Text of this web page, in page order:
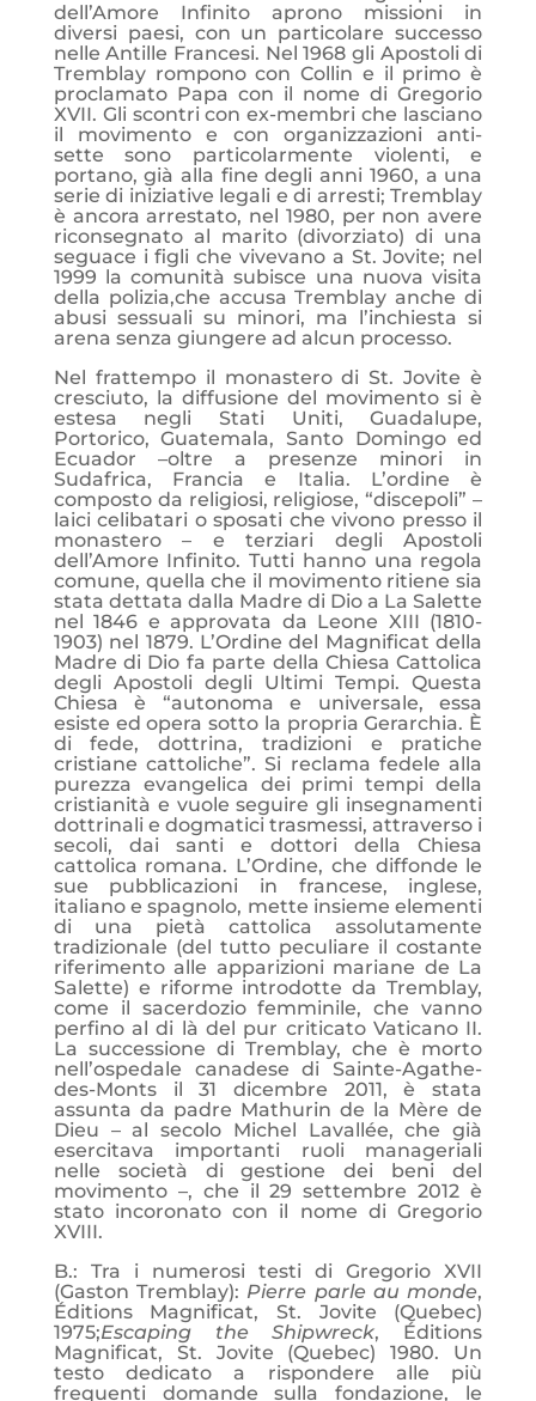
dell’Amore Infinito aprono missioni in
diversi paesi, con un particolare successo
nelle Antille Francesi. Nel 1968 gli Apostoli di
Tremblay rompono con Collin e il primo è
proclamato Papa con il nome di Gregorio
XVII. Gli scontri con ex-membri che lasciano
il movimento e con organizzazioni anti-
sette sono particolarmente violenti, e
portano, già alla fine degli anni 1960, a una
serie di iniziative legali e di arresti; Tremblay
è ancora arrestato, nel 1980, per non avere
riconsegnato al marito (divorziato) di una
seguace i figli che vivevano a St. Jovite; nel
1999 la comunità subisce una nuova visita
della polizia,che accusa Tremblay anche di
abusi sessuali su minori, ma l’inchiesta si
arena senza giungere ad alcun processo.
Nel frattempo il monastero di St. Jovite è
cresciuto, la diffusione del movimento si è
estesa negli Stati Uniti, Guadalupe,
Portorico, Guatemala, Santo Domingo ed
Ecuador –oltre a presenze minori in
Sudafrica, Francia e Italia. L’ordine è
composto da religiosi, religiose, “discepoli” –
laici celibatari o sposati che vivono presso il
monastero – e terziari degli Apostoli
dell’Amore Infinito. Tutti hanno una regola
comune, quella che il movimento ritiene sia
stata dettata dalla Madre di Dio a La Salette
nel 1846 e approvata da Leone XIII (1810-
1903) nel 1879. L’Ordine del Magnificat della
Madre di Dio fa parte della Chiesa Cattolica
degli Apostoli degli Ultimi Tempi. Questa
Chiesa è “autonoma e universale, essa
esiste ed opera sotto la propria Gerarchia. È
di fede, dottrina, tradizioni e pratiche
cristiane cattoliche”. Si reclama fedele alla
purezza evangelica dei primi tempi della
cristianità e vuole seguire gli insegnamenti
dottrinali e dogmatici trasmessi, attraverso i
secoli, dai santi e dottori della Chiesa
cattolica romana. L’Ordine, che diffonde le
sue pubblicazioni in francese, inglese,
italiano e spagnolo, mette insieme elementi
di una pietà cattolica assolutamente
tradizionale (del tutto peculiare il costante
riferimento alle apparizioni mariane de La
Salette) e riforme introdotte da Tremblay,
come il sacerdozio femminile, che vanno
perfino al di là del pur criticato Vaticano II.
La successione di Tremblay, che è morto
nell’ospedale canadese di Sainte-Agathe-
des-Monts il 31 dicembre 2011, è stata
assunta da padre Mathurin de la Mère de
Dieu – al secolo Michel Lavallée, che già
esercitava importanti ruoli manageriali
nelle società di gestione dei beni del
movimento –, che il 29 settembre 2012 è
stato incoronato con il nome di Gregorio
XVIII.
B.: Tra i numerosi testi di Gregorio XVII
(Gaston Tremblay): Pierre parle au monde,
Éditions Magnificat, St. Jovite (Quebec)
1975;Escaping the Shipwreck, Éditions
Magnificat, St. Jovite (Quebec) 1980. Un
testo dedicato a rispondere alle più
frequenti domande sulla fondazione, le